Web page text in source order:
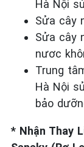
Hà Nội
Sửa cây
Sửa cây
nươc
Trung
Hà Nội
bảo
* Nhận Thay